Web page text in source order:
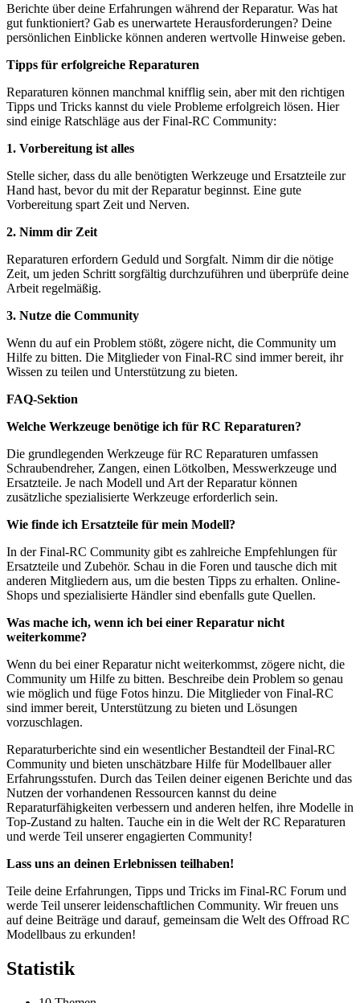
Berichte über deine Erfahrungen während der Reparatur. Was hat
gut funktioniert? Gab es unerwartete Herausforderungen? Deine
persönlichen Einblicke können anderen wertvolle Hinweise geben.
Tipps für erfolgreiche Reparaturen
Reparaturen können manchmal knifflig sein, aber mit den richtigen
Tipps und Tricks kannst du viele Probleme erfolgreich lösen. Hier
sind einige Ratschläge aus der Final-RC Community:
1. Vorbereitung ist alles
Stelle sicher, dass du alle benötigten Werkzeuge und Ersatzteile zur
Hand hast, bevor du mit der Reparatur beginnst. Eine gute
Vorbereitung spart Zeit und Nerven.
2. Nimm dir Zeit
Reparaturen erfordern Geduld und Sorgfalt. Nimm dir die nötige
Zeit, um jeden Schritt sorgfältig durchzuführen und überprüfe deine
Arbeit regelmäßig.
3. Nutze die Community
Wenn du auf ein Problem stößt, zögere nicht, die Community um
Hilfe zu bitten. Die Mitglieder von Final-RC sind immer bereit, ihr
Wissen zu teilen und Unterstützung zu bieten.
FAQ-Sektion
Welche Werkzeuge benötige ich für RC Reparaturen?
Die grundlegenden Werkzeuge für RC Reparaturen umfassen
Schraubendreher, Zangen, einen Lötkolben, Messwerkzeuge und
Ersatzteile. Je nach Modell und Art der Reparatur können
zusätzliche spezialisierte Werkzeuge erforderlich sein.
Wie finde ich Ersatzteile für mein Modell?
In der Final-RC Community gibt es zahlreiche Empfehlungen für
Ersatzteile und Zubehör. Schau in die Foren und tausche dich mit
anderen Mitgliedern aus, um die besten Tipps zu erhalten. Online-
Shops und spezialisierte Händler sind ebenfalls gute Quellen.
Was mache ich, wenn ich bei einer Reparatur nicht
weiterkomme?
Wenn du bei einer Reparatur nicht weiterkommst, zögere nicht, die
Community um Hilfe zu bitten. Beschreibe dein Problem so genau
wie möglich und füge Fotos hinzu. Die Mitglieder von Final-RC
sind immer bereit, Unterstützung zu bieten und Lösungen
vorzuschlagen.
Reparaturberichte sind ein wesentlicher Bestandteil der Final-RC
Community und bieten unschätzbare Hilfe für Modellbauer aller
Erfahrungsstufen. Durch das Teilen deiner eigenen Berichte und das
Nutzen der vorhandenen Ressourcen kannst du deine
Reparaturfähigkeiten verbessern und anderen helfen, ihre Modelle in
Top-Zustand zu halten. Tauche ein in die Welt der RC Reparaturen
und werde Teil unserer engagierten Community!
Lass uns an deinen Erlebnissen teilhaben!
Teile deine Erfahrungen, Tipps und Tricks im Final-RC Forum und
werde Teil unserer leidenschaftlichen Community. Wir freuen uns
auf deine Beiträge und darauf, gemeinsam die Welt des Offroad RC
Modellbaus zu erkunden!
Statistik